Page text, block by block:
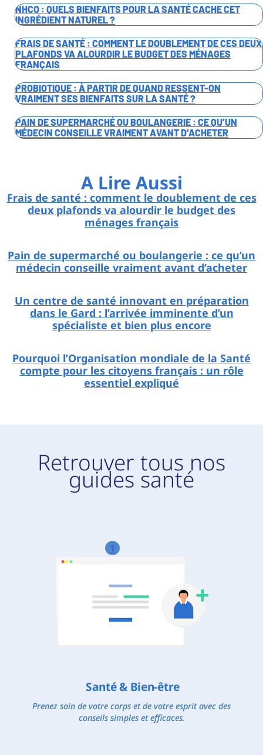
NHCO : QUELS BIENFAITS POUR LA SANTÉ CACHE CET
INGRÉDIENT NATUREL ?
FRAIS DE SANTÉ : COMMENT LE DOUBLEMENT DE CES DEUX
PLAFONDS VA ALOURDIR LE BUDGET DES MÉNAGES
FRANÇAIS
PROBIOTIQUE : À PARTIR DE QUAND RESSENT-ON
VRAIMENT SES BIENFAITS SUR LA SANTÉ ?
PAIN DE SUPERMARCHÉ OU BOULANGERIE : CE QU’UN
MÉDECIN CONSEILLE VRAIMENT AVANT D’ACHETER
A Lire Aussi
Frais de santé : comment le doublement de ces
deux plafonds va alourdir le budget des
ménages français
Pain de supermarché ou boulangerie : ce qu’un
médecin conseille vraiment avant d’acheter
Un centre de santé innovant en préparation
dans le Gard : l’arrivée imminente d’un
spécialiste et bien plus encore
Pourquoi l’Organisation mondiale de la Santé
compte pour les citoyens français : un rôle
essentiel expliqué
Retrouver tous nos
guides santé
1
Santé & Bien-être
Prenez soin de votre corps et de votre esprit avec des
conseils simples et efficaces.